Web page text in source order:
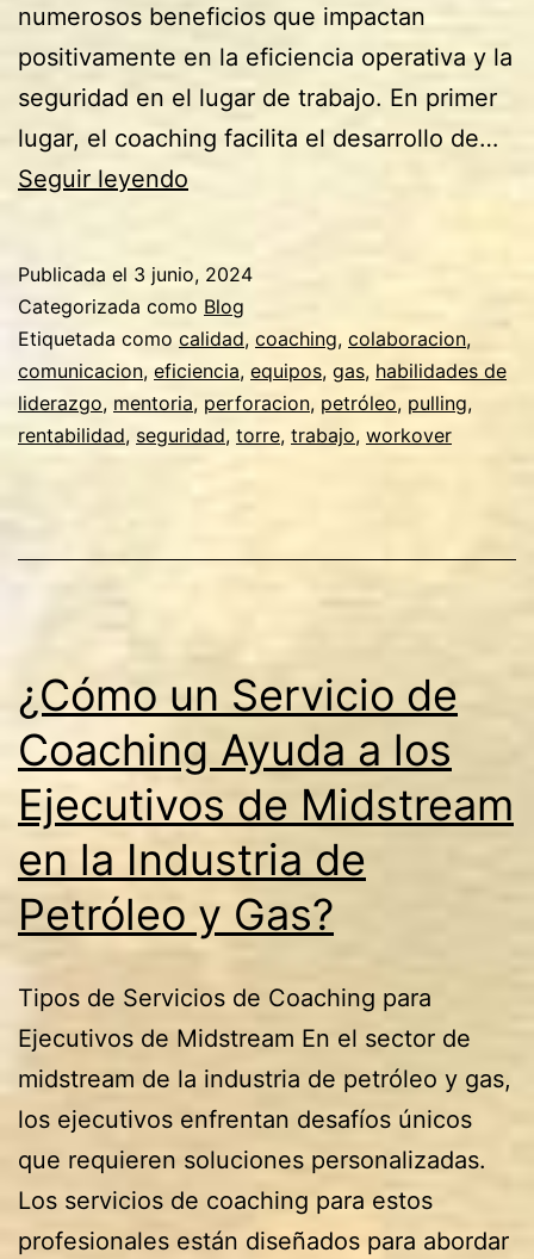
numerosos beneficios que impactan
positivamente en la eficiencia operativa y la
seguridad en el lugar de trabajo. En primer
lugar, el coaching facilita el desarrollo de…
Seguir leyendo
Puede
Mejorar
la
Performance
la
Industria
Petróleo
y
Gas
Publicada el 3 junio, 2024
Categorizada como Blog
Etiquetada como calidad, coaching, colaboracion,
comunicacion, eficiencia, equipos, gas, habilidades de
liderazgo, mentoria, perforacion, petróleo, pulling,
rentabilidad, seguridad, torre, trabajo, workover
¿Cómo un Servicio de
Coaching Ayuda a los
Ejecutivos de Midstream
en la Industria de
Petróleo y Gas?
Tipos de Servicios de Coaching para
Ejecutivos de Midstream En el sector de
midstream de la industria de petróleo y gas,
los ejecutivos enfrentan desafíos únicos
que requieren soluciones personalizadas.
Los servicios de coaching para estos
profesionales están diseñados para abordar